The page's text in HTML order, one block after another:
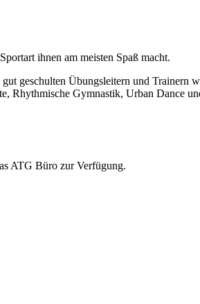
ihnen am meisten Spaß macht.
geschulten Übungsleitern und Trainern
Gymnastik, Urban Dance
ATG Büro zur Verfügung.